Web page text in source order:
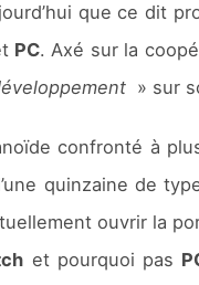
que ce dit
PC. Axé sur la
» sur
confronté à
quinzaine de
ouvrir la
et pourquoi pas